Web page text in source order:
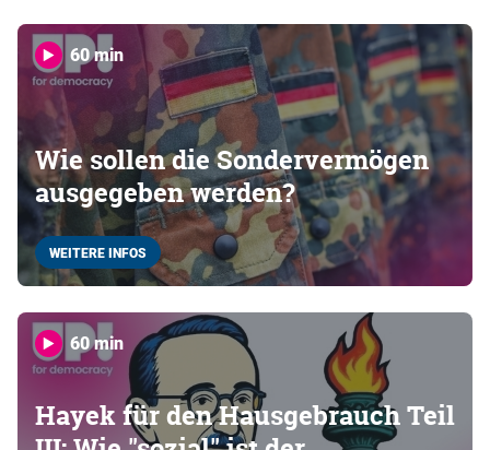
60 min
Wie sollen die Sondervermögen
ausgegeben werden?
WEITERE INFOS
60 min
Hayek für den Hausgebrauch Teil